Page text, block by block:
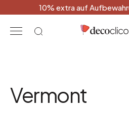
10% extra auf
Vermont